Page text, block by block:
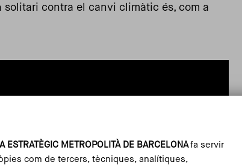
contra el canvi climàtic és, com a
ESTRATÈGIC METROPOLITÀ DE BARCELONAfa servir
com de tercers, tècniques, analítiques,